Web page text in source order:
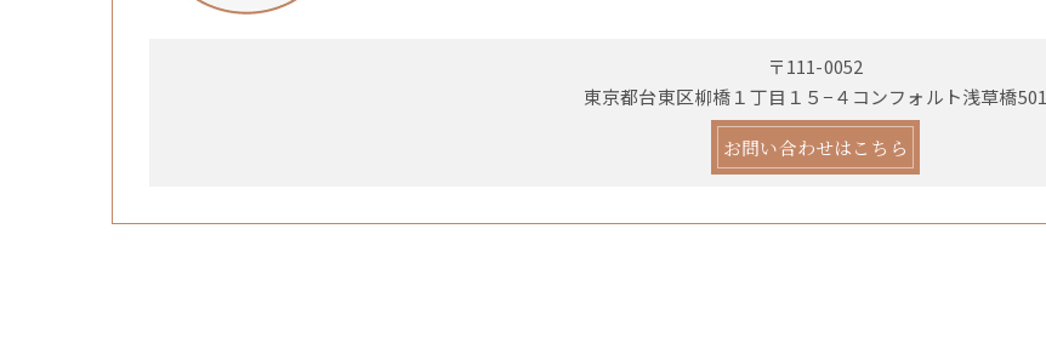
〒111-0052
東京都台東区柳橋１丁目１５−４コンフォルト浅草橋501
お問い合わせはこちら